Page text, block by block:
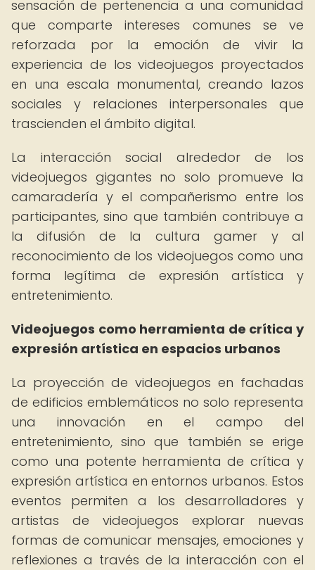
sensación de pertenencia a una comunidad
que comparte intereses comunes se ve
reforzada por la emoción de vivir la
experiencia de los videojuegos proyectados
en una escala monumental, creando lazos
sociales y relaciones interpersonales que
trascienden el ámbito digital.
La interacción social alrededor de los
videojuegos gigantes no solo promueve la
camaradería y el compañerismo entre los
participantes, sino que también contribuye a
la difusión de la cultura gamer y al
reconocimiento de los videojuegos como una
forma legítima de expresión artística y
entretenimiento.
Videojuegos como herramienta de crítica y
expresión artística en espacios urbanos
La proyección de videojuegos en fachadas
de edificios emblemáticos no solo representa
una innovación en el campo del
entretenimiento, sino que también se erige
como una potente herramienta de crítica y
expresión artística en entornos urbanos. Estos
eventos permiten a los desarrolladores y
artistas de videojuegos explorar nuevas
formas de comunicar mensajes, emociones y
reflexiones a través de la interacción con el